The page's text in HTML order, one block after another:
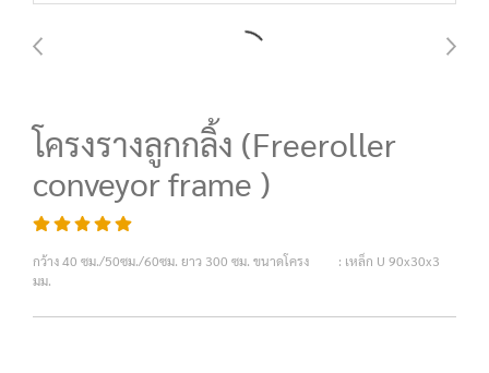
โครงรางลูกกลิ้ง (Freeroller
conveyor frame )
กว้าง 40 ซม./50ซม./60ซม. ยาว 300 ซม. ขนาดโครง : เหล็ก U 90x30x3
มม.